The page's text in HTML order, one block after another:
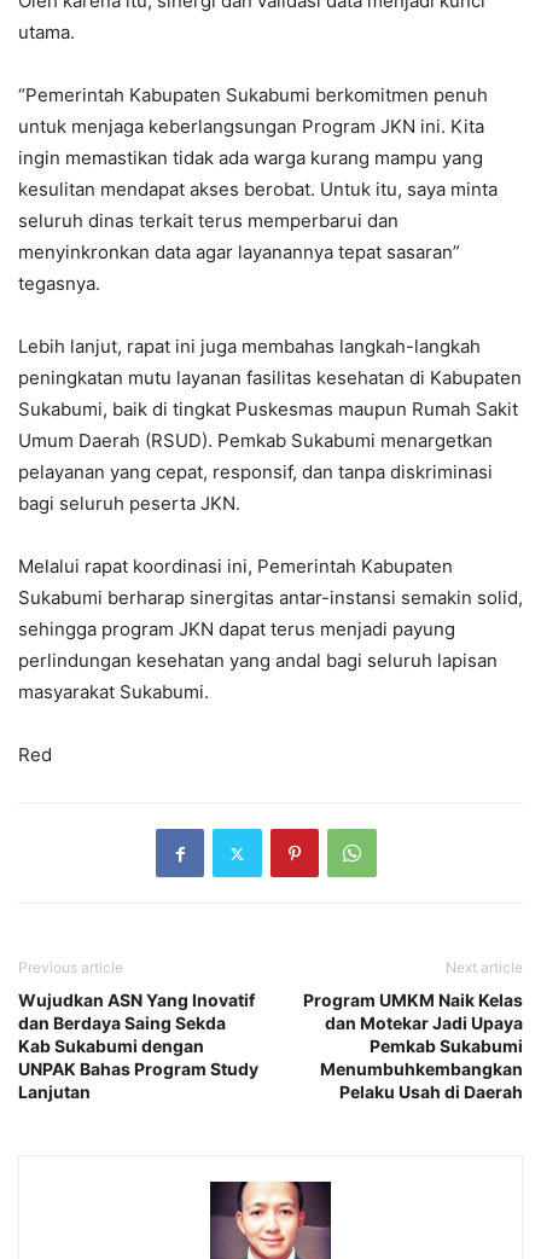
utama.
“Pemerintah Kabupaten Sukabumi berkomitmen penuh
untuk menjaga keberlangsungan Program JKN ini. Kita
ingin memastikan tidak ada warga kurang mampu yang
kesulitan mendapat akses berobat. Untuk itu, saya minta
seluruh dinas terkait terus memperbarui dan
menyinkronkan data agar layanannya tepat sasaran”
tegasnya.
Lebih lanjut, rapat ini juga membahas langkah-langkah
peningkatan mutu layanan fasilitas kesehatan di Kabupaten
Sukabumi, baik di tingkat Puskesmas maupun Rumah Sakit
Umum Daerah (RSUD). Pemkab Sukabumi menargetkan
pelayanan yang cepat, responsif, dan tanpa diskriminasi
bagi seluruh peserta JKN.
Melalui rapat koordinasi ini, Pemerintah Kabupaten
Sukabumi berharap sinergitas antar-instansi semakin solid,
sehingga program JKN dapat terus menjadi payung
perlindungan kesehatan yang andal bagi seluruh lapisan
masyarakat Sukabumi.
Red
Previous article
Wujudkan ASN Yang Inovatif
dan Berdaya Saing Sekda
Kab Sukabumi dengan
UNPAK Bahas Program Study
Lanjutan
Next article
Program UMKM Naik Kelas
dan Motekar Jadi Upaya
Pemkab Sukabumi
Menumbuhkembangkan
Pelaku Usah di Daerah